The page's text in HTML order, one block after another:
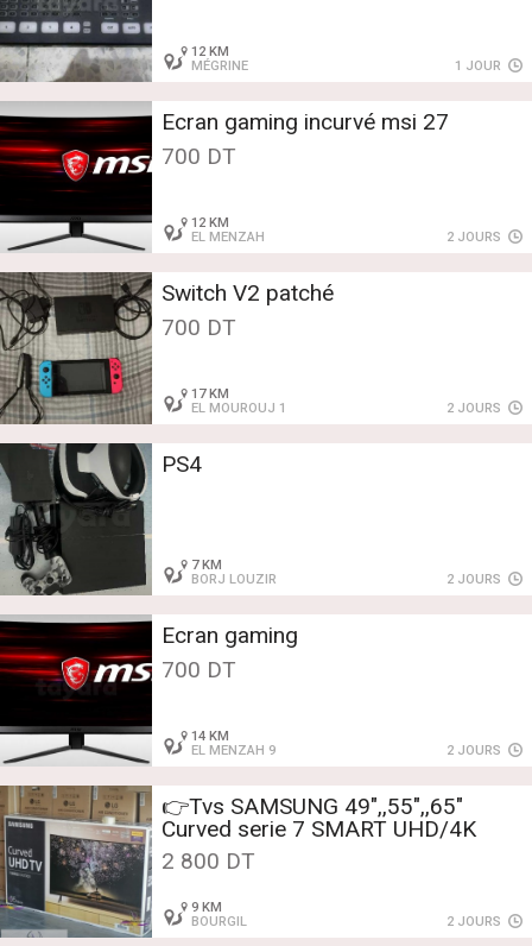
12 KM
MÉGRINE
1 JOUR
Ecran gaming incurvé msi 27
700 DT
12 KM
EL MENZAH
2 JOURS
Switch V2 patché
700 DT
17 KM
EL MOUROUJ 1
2 JOURS
PS4
7 KM
BORJ LOUZIR
2 JOURS
Ecran gaming
700 DT
14 KM
EL MENZAH 9
2 JOURS
👉Tvs SAMSUNG 49",,55",,65"
Curved serie 7 SMART UHD/4K
2 800 DT
9 KM
BOURGIL
2 JOURS